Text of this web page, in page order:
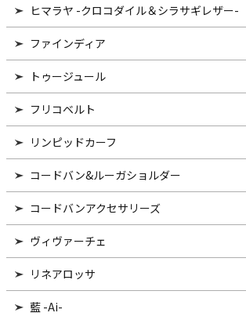
ヒマラヤ -クロコダイル＆シラサギレザー-
ファインディア
トゥージュール
フリコベルト
リンピッドカーフ
コードバン&ルーガショルダー
コードバンアクセサリーズ
ヴィヴァーチェ
リネアロッサ
藍 -Ai-